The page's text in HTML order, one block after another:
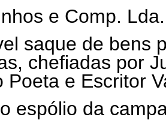
e Comp. Lda.
saque de bens
chefiadas por
Poeta e Escritor
espólio da